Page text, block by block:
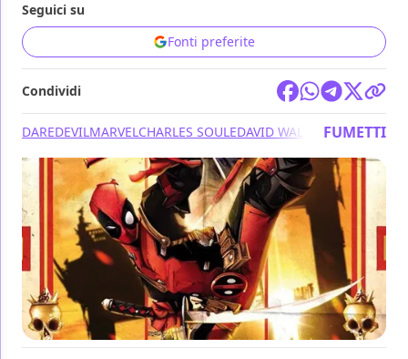
Seguici su
Fonti preferite
Condividi
DAREDEVILMARVELCHARLES SOULEDAVID WALKERDEADPOOL
FUMETTI